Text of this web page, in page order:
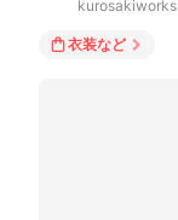
kurosakiworks
衣装など